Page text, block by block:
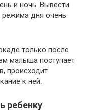
и ночь. Вывести
режима дня очень
только после
малыша поступает
происходит
к ней.
ребенку